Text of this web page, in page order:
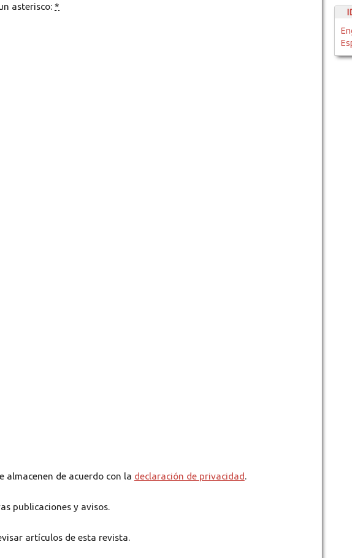
asterisco: *
almacenen de acuerdo con la declaración de privacidad.
publicaciones y avisos.
artículos de esta revista.